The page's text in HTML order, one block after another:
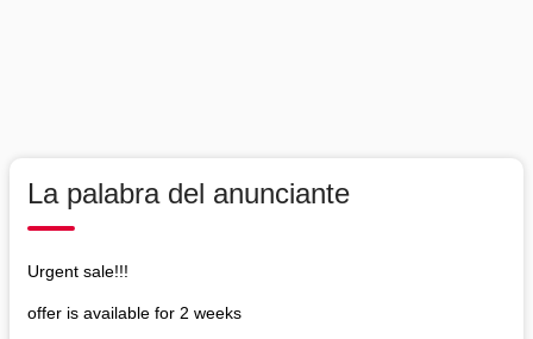
La palabra del anunciante
Urgent sale!!!
offer is available for 2 weeks